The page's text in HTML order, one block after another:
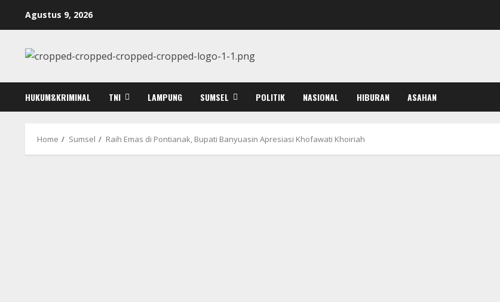
Agustus 9, 2026
HUKUM&KRIMINAL TNI LAMPUNG SUMSEL POLITIK NASIONAL HIBURAN ASAHAN
Home Sumsel Raih Emas di Pontianak, Bupati Banyuasin Apresiasi Khofawati Khoiriah